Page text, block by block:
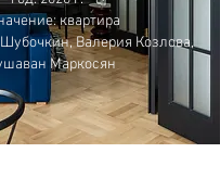
квартира
Валерия Козлова,
Маркосян